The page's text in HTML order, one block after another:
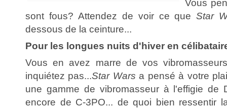
Vous
sont fous? Attendez de voir ce queStar
dessous de la ceinture...
Pour les longues nuits d'hiver en
Vous en avez marre de vos
inquiétez pas...Star Wars a pensé à votre
une gamme de vibromasseur à l'effigie de
encore de C-3PO... de quoi bien ressentir